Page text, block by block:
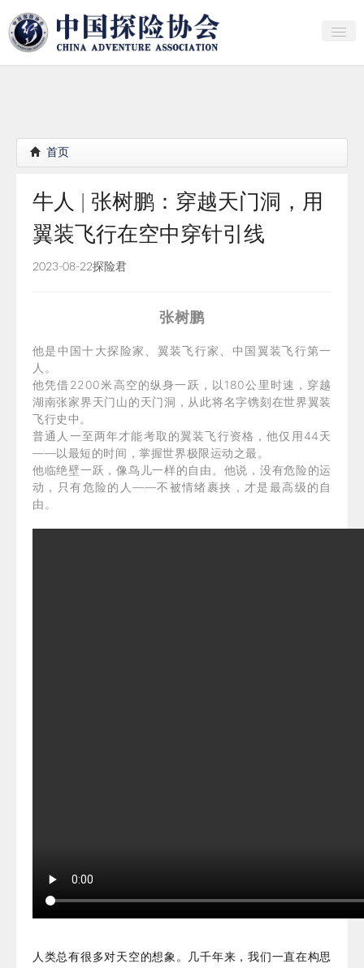
产业研究
行者证书申报
分支机构
首页
牛人 | 张树鹏：穿越天门洞，用
翼装飞行在空中穿针引线
2023-08-22探险君
张树鹏
他是中国十大探险家、翼装飞行家、中国翼装飞行第一
人。
他凭借2200米高空的纵身一跃，以180公里时速，穿越
湖南张家界天门山的天门洞，从此将名字镌刻在世界翼装
飞行史中。
普通人一至两年才能考取的翼装飞行资格，他仅用44天
——以最短的时间，掌握世界极限运动之最。
他临绝壁一跃，像鸟儿一样的自由。他说，没有危险的运
动，只有危险的人——不被情绪裹挟，才是最高级的自
由。
人类总有很多对天空的想象。几千年来，我们一直在构思